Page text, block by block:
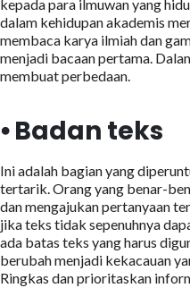
kepada para ilmuwan yang
dalam kehidupan akademis
membaca karya ilmiah dan
menjadi bacaan pertama.
membuat perbedaan.
⦁ Badan teks
Ini adalah bagian yang
tertarik. Orang yang benar-
dan mengajukan pertanyaan
jika teks tidak sepenuhnya
ada batas teks yang harus
berubah menjadi kekacauan
Ringkas dan prioritaskan